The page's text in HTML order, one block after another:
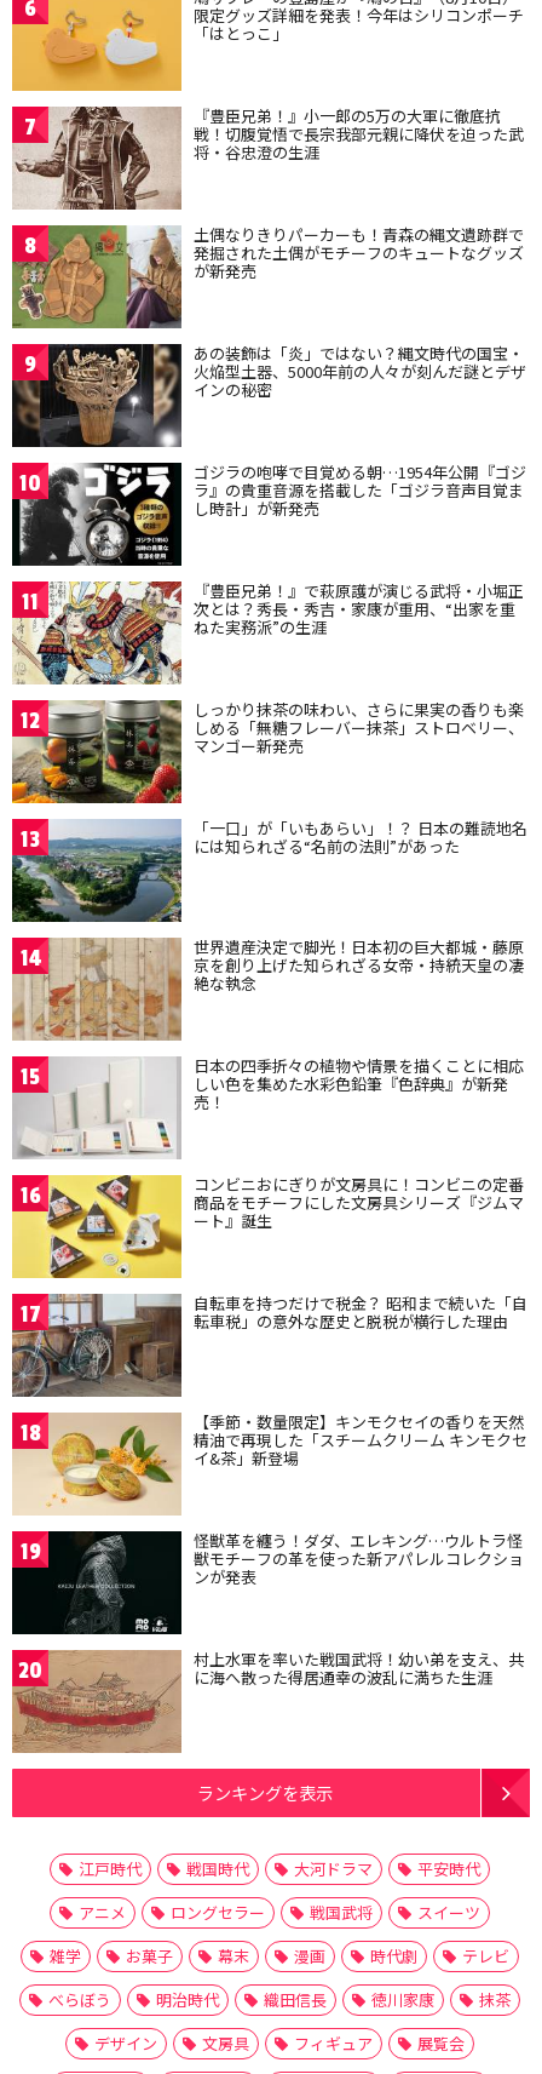
6 限定グッズ詳細を発表！今年はシリコンポーチ
「はとっこ」
7 『豊臣兄弟！』小一郎の5万の大軍に徹底抗
戦！切腹覚悟で長宗我部元親に降伏を迫った武
将・谷忠澄の生涯
8 土偶なりきりパーカーも！青森の縄文遺跡群で
発掘された土偶がモチーフのキュートなグッズ
が新発売
9 あの装飾は「炎」ではない？縄文時代の国宝・
火焔型土器、5000年前の人々が刻んだ謎とデザ
インの秘密
10 ゴジラの咆哮で目覚める朝…1954年公開『ゴジ
ラ』の貴重音源を搭載した「ゴジラ音声目覚ま
し時計」が新発売
11 『豊臣兄弟！』で萩原護が演じる武将・小堀正
次とは？秀長・秀吉・家康が重用、“出家を重
ねた実務派”の生涯
12 しっかり抹茶の味わい、さらに果実の香りも楽
しめる「無糖フレーバー抹茶」ストロベリー、
マンゴー新発売
13 「一口」が「いもあらい」！？ 日本の難読地名
には知られざる“名前の法則”があった
14 世界遺産決定で脚光！日本初の巨大都城・藤原
京を創り上げた知られざる女帝・持統天皇の凄
絶な執念
15 日本の四季折々の植物や情景を描くことに相応
しい色を集めた水彩色鉛筆『色辞典』が新発
売！
16 コンビニおにぎりが文房具に！コンビニの定番
商品をモチーフにした文房具シリーズ『ジムマ
ート』誕生
17 自転車を持つだけで税金？ 昭和まで続いた「自
転車税」の意外な歴史と脱税が横行した理由
18 【季節・数量限定】キンモクセイの香りを天然
精油で再現した「スチームクリーム キンモクセ
イ&茶」新登場
19 怪獣革を纏う！ダダ、エレキング…ウルトラ怪
獣モチーフの革を使った新アパレルコレクショ
ンが発表
20 村上水軍を率いた戦国武将！幼い弟を支え、共
に海へ散った得居通幸の波乱に満ちた生涯
ランキングを表示
江戸時代 戦国時代 大河ドラマ
平安時代
アニメ
ロングセラー 戦国武将
スイーツ
雑学
お菓子 幕末 漫画 時代劇
テレビ
べらぼう
明治時代 織田信長 徳川家康
抹茶
デザイン
文房具 フィギュア
展覧会